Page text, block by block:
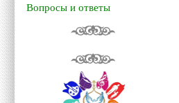
Вопросы и ответы